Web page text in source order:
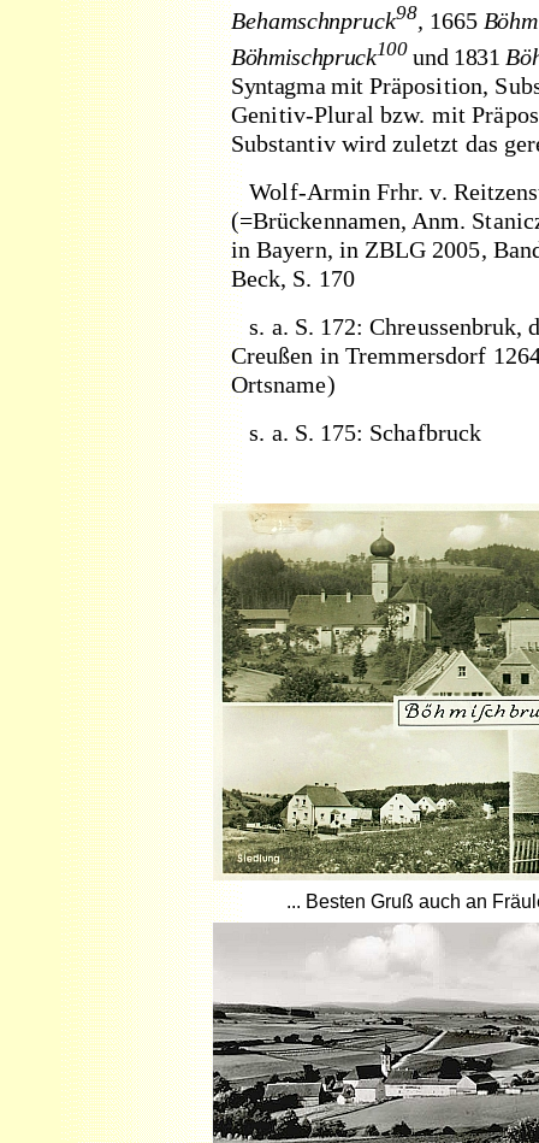
Behamschnpruck98, 1665
Böhmischpruck100 und 1831
Syntagma mit Präposition,
Genitiv-Plural bzw. mit
Substantiv wird zuletzt das
Wolf-Armin Frhr. v.
(=Brückennamen, Anm.
in Bayern, in ZBLG 2005,
Beck, S. 170
s. a. S. 172: Chreussenbruk,
Creußen in Tremmersdorf
Ortsname)
s. a. S. 175: Schafbruck
... Besten Gruß auch an